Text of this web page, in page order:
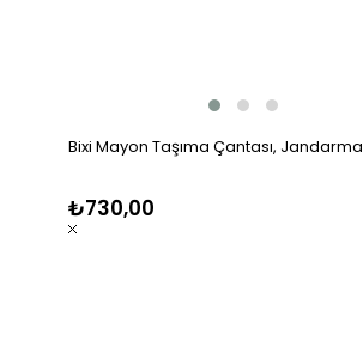
Bixi Mayon Taşıma Çantası, Jandarma
₺730,00